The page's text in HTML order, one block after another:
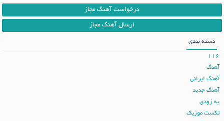
درخواست آهنگ مجاز
ارسال آهنگ مجاز
دسته بندی
116
آهنگ
آهنگ ایرانی
آهنگ جدید
به زودی
تکست موزیک